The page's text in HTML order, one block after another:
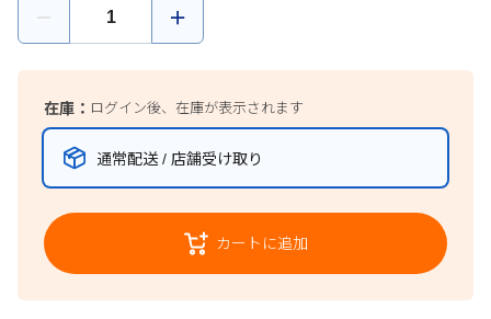
在庫： ログイン後、在庫が表示されます
通常配送 / 店舗受け取り
カートに追加